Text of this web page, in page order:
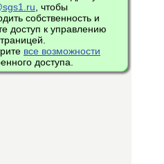
, чтобы
собственность и
доступ к управлению
все возможности
доступа.